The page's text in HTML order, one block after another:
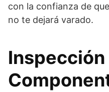
con la confianza de
no te dejará varado.
Inspección